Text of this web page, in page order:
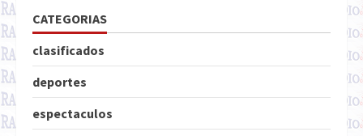
CATEGORIAS
clasificados
deportes
espectaculos